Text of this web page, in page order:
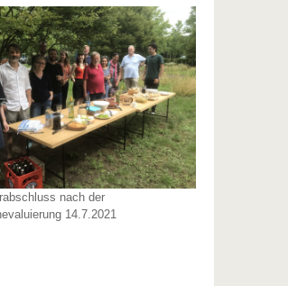
nach der
14.7.2021